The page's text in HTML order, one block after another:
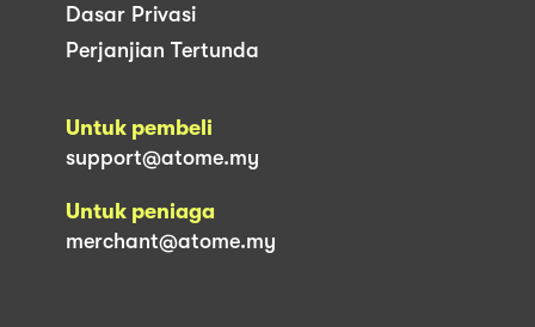
Dasar Privasi
Perjanjian Tertunda
Untuk pembeli
support@atome.my
Untuk peniaga
merchant@atome.my